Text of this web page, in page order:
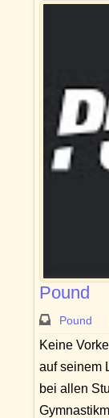
Pound
Pound
Keine
auf seinem
bei allen